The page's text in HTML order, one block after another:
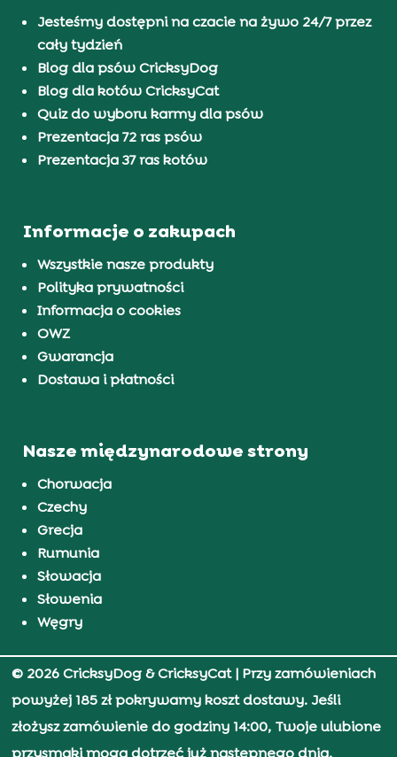
Jesteśmy dostępni na czacie na żywo 24/7 przez
cały tydzień
Blog dla psów CricksyDog
Blog dla kotów CricksyCat
Quiz do wyboru karmy dla psów
Prezentacja 72 ras psów
Prezentacja 37 ras kotów
Informacje o zakupach
Wszystkie nasze produkty
Polityka prywatności
Informacja o cookies
OWZ
Gwarancja
Dostawa i płatności
Nasze międzynarodowe strony
Chorwacja
Czechy
Grecja
Rumunia
Słowacja
Słowenia
Węgry
© 2026 CricksyDog & CricksyCat| Przy zamówieniach
powyżej 185 zł pokrywamy koszt dostawy. Jeśli
złożysz zamówienie do godziny 14:00, Twoje ulubione
przysmaki mogą dotrzeć już następnego dnia.